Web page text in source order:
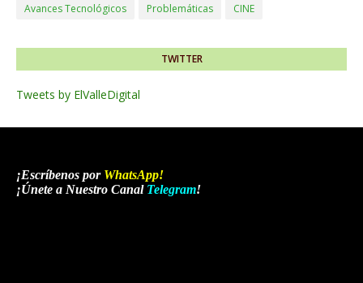
Avances Tecnológicos
Problemáticas CINE
TWITTER
Tweets by ElValleDigital
¡Escríbenos por WhatsApp!
¡Únete a Nuestro Canal Telegram!